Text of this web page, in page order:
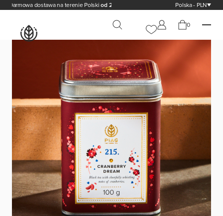
dostawa na terenie Polskiod 200,00 zł Polska - PLN
0